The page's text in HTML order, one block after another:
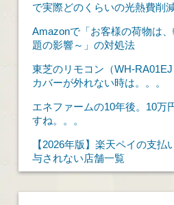
で実際どのくらいの光熱費削
Amazonで「お客様の荷物は
題の影響～」の対処法
東芝のリモコン（WH-RA01EJ
カバーが外れない時は。。。
エネファームの10年後。10万
すね。。。
【2026年版】楽天ペイの支払
与されない店舗一覧